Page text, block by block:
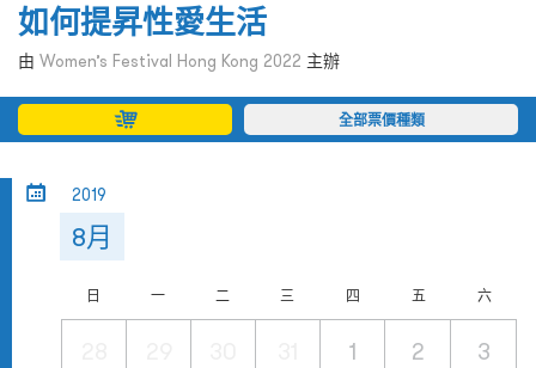
關於撲飛
條款及細則
EN
如何提昇性愛生活
由 Women’s Festival Hong Kong 2022 主辦
全部票價種類
2019
8月
日 一 二 三 四 五 六
1 2 3